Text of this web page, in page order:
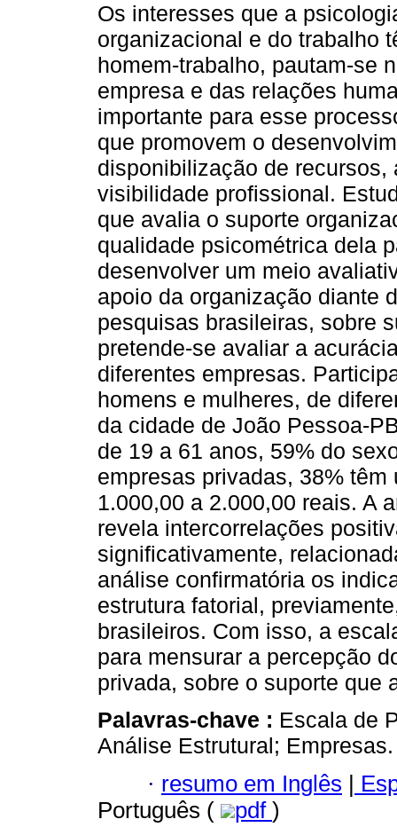
Os interesses que a
organizacional e do trabalho
homem-trabalho, pautam-se
empresa e das relações
importante para esse
que promovem o
disponibilização de
visibilidade profissional.
que avalia o suporte
qualidade psicométrica dela
desenvolver um meio
apoio da organização diante
pesquisas brasileiras, sobre
pretende-se avaliar a
diferentes empresas.
homens e mulheres, de
da cidade de João Pessoa-
de 19 a 61 anos, 59% do
empresas privadas, 38%
1.000,00 a 2.000,00 reais. A
revela intercorrelações
significativamente,
análise confirmatória os
estrutura fatorial,
brasileiros. Com isso, a
para mensurar a percepção
privada, sobre o suporte que
Palavras-chave : Escala de
Análise Estrutural; Empresas.
· resumo em Inglês |
Português (
pdf )